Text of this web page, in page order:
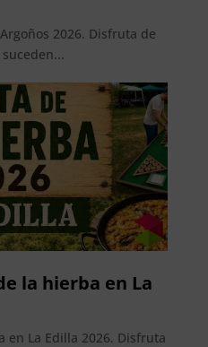
2026. Disfruta de
la hierba en La
en La Edilla 2026. Disfruta